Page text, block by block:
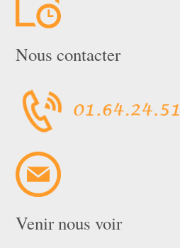
Nous contacter
Venir nous voir